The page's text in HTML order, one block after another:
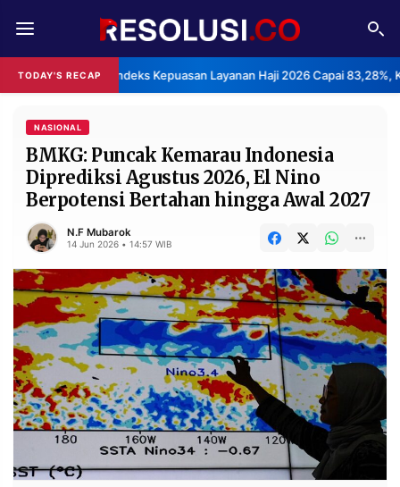
TODAY'S RECAPBPS: Indeks Kepuasan Layanan Haji 2026 Capai 83,28%,
REDAKSI TENTANG
RESOLUSI IKLAN
RUBRIKASI
EDITORIAL AKSARA
FINANSIA PERSONA
DAERAH NASIONAL
MANCA SPORT
INFORMASI
PRIVACY
POLICY
BERITA
WARGA
INFORMASI
IKLAN
KIRIM
TULISAN
NASIONAL
BMKG: Puncak Kemarau Indonesia
Diprediksi Agustus 2026, El Nino
Berpotensi Bertahan hingga Awal 2027
N.F Mubarok
14 Jun 2026 • 14:57 WIB